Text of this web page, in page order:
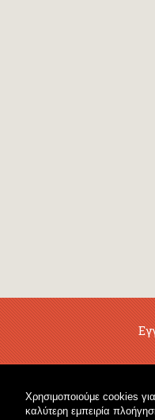
Χρησιμοποιούμε cookies
καλύτερη εμπειρία
Μουσικό Βιβλιοπωλείο
Κρουστά & Εκπαιδευτικό